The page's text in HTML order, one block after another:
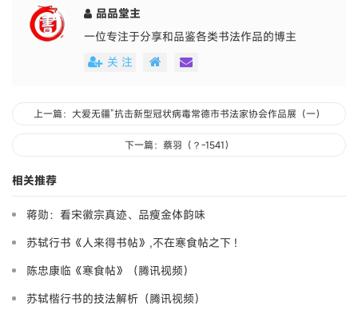
品品堂主
一位专注于分享和品鉴各类书法作品的博主
关 注
上一篇：大爱无疆”抗击新型冠状病毒常德市书法家协会作品展（一）
下一篇：蔡羽（？-1541）
相关推荐
蒋勋：看宋徽宗真迹、品瘦金体韵味
苏轼行书《人来得书帖》,不在寒食帖之下 !
陈忠康临《寒食帖》（腾讯视频）
苏轼楷行书的技法解析（腾讯视频）